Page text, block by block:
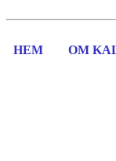
HEM OM